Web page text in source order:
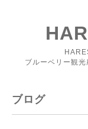
ブルーベリー観
ブログ